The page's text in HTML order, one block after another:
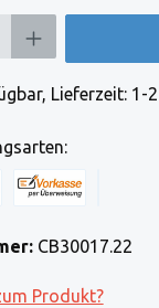
Lieferzeit: 1-
CB30017.22
Produkt?